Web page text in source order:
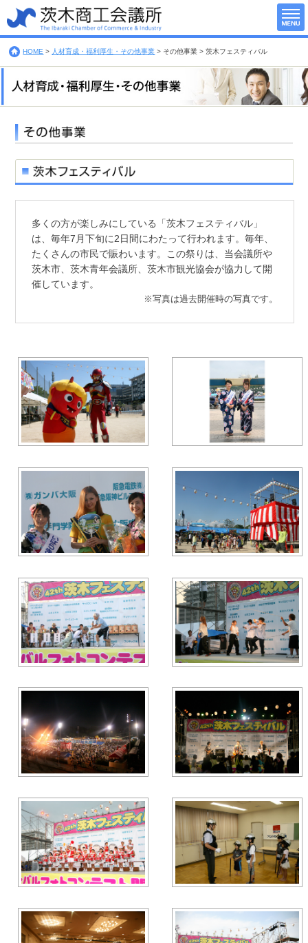
HOME > 人材育成・福利厚生・その他事業 > その他事業 > 茨木フェスティバル
多くの方が楽しみにしている「茨木フェスティバル」
は、毎年7月下旬に2日間にわたって行われます。毎年、
たくさんの市民で賑わいます。この祭りは、当会議所や
茨木市、茨木青年会議所、茨木市観光協会が協力して開
催しています。
※写真は過去開催時の写真です。